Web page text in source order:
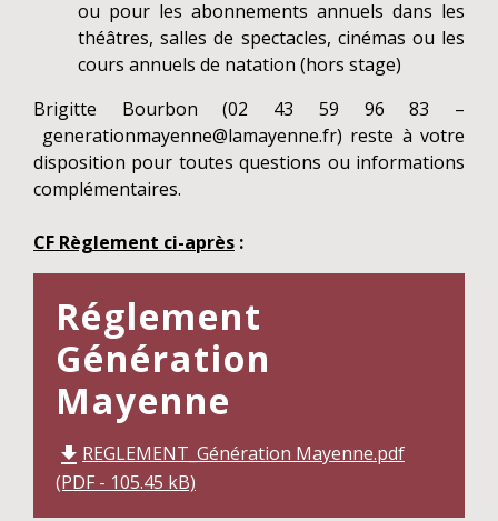
ou pour les abonnements annuels dans les
théâtres, salles de spectacles, cinémas ou les
cours annuels de natation (hors stage)
Brigitte Bourbon (02 43 59 96 83 –
generationmayenne@lamayenne.fr) reste à votre
disposition pour toutes questions ou informations
complémentaires.
CF Règlement ci-après :
Réglement
Génération
Mayenne
file_download REGLEMENT_Génération Mayenne.pdf
(PDF - 105.45 kB)